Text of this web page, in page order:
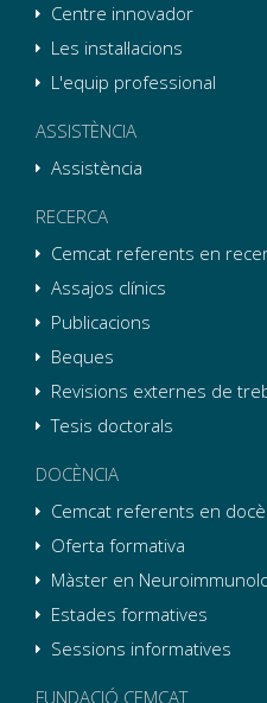
Centre innovador
Les instal·lacions
L'equip professional
ASSISTÈNCIA
Assistència
RECERCA
Cemcat referents en
Assajos clínics
Publicacions
Beques
Revisions externes de
Tesis doctorals
DOCÈNCIA
Cemcat referents en
Oferta formativa
Màster en
Estades formatives
Sessions informatives
FUNDACIÓ CEMCAT